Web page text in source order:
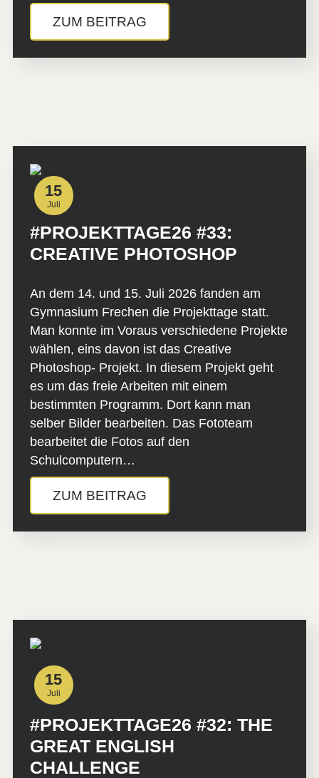
ZUM BEITRAG
15
Juli
#PROJEKTTAGE26 #33:
CREATIVE PHOTOSHOP
An dem 14. und 15. Juli 2026 fanden am
Gymnasium Frechen die Projekttage statt.
Man konnte im Voraus verschiedene Projekte
wählen, eins davon ist das Creative
Photoshop- Projekt. In diesem Projekt geht
es um das freie Arbeiten mit einem
bestimmten Programm. Dort kann man
selber Bilder bearbeiten. Das Fototeam
bearbeitet die Fotos auf den
Schulcomputern…
ZUM BEITRAG
15
Juli
#PROJEKTTAGE26 #32: THE
GREAT ENGLISH
CHALLENGE